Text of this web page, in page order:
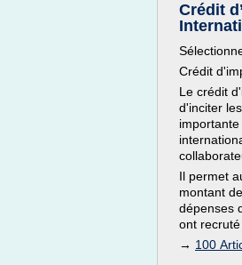
Crédit
Crédit
Le crédit
d'inciter
Il permet
montant
dépenses
ont
→ 100